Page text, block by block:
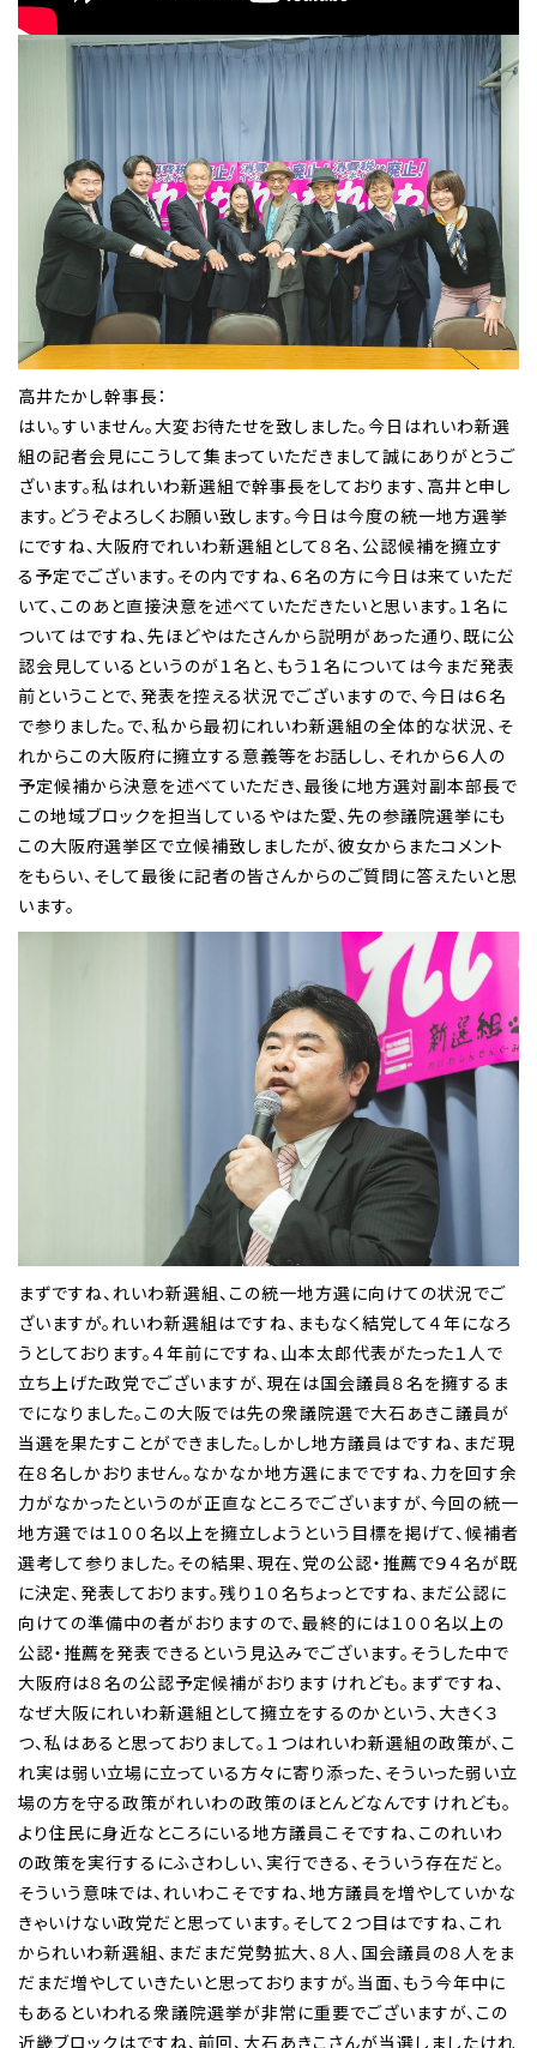
高井たかし幹事長：
はい。すいません。大変お待たせを致しました。今日はれいわ新選
組の記者会見にこうして集まっていただきまして誠にありがとうご
ざいます。私はれいわ新選組で幹事長をしております、高井と申し
ます。どうぞよろしくお願い致します。今日は今度の統一地方選挙
にですね、大阪府でれいわ新選組として８名、公認候補を擁立す
る予定でございます。その内ですね、６名の方に今日は来ていただ
いて、このあと直接決意を述べていただきたいと思います。１名に
ついてはですね、先ほどやはたさんから説明があった通り、既に公
認会見しているというのが１名と、もう１名については今まだ発表
前ということで、発表を控える状況でございますので、今日は６名
で参りました。で、私から最初にれいわ新選組の全体的な状況、そ
れからこの大阪府に擁立する意義等をお話しし、それから６人の
予定候補から決意を述べていただき、最後に地方選対副本部長で
この地域ブロックを担当しているやはた愛、先の参議院選挙にも
この大阪府選挙区で立候補致しましたが、彼女からまたコメント
をもらい、そして最後に記者の皆さんからのご質問に答えたいと思
います。
まずですね、れいわ新選組、この統一地方選に向けての状況でご
ざいますが。れいわ新選組はですね、まもなく結党して４年になろ
うとしております。４年前にですね、山本太郎代表がたった１人で
立ち上げた政党でございますが、現在は国会議員８名を擁するま
でになりました。この大阪では先の衆議院選で大石あきこ議員が
当選を果たすことができました。しかし地方議員はですね、まだ現
在８名しかおりません。なかなか地方選にまでですね、力を回す余
力がなかったというのが正直なところでございますが、今回の統一
地方選では１００名以上を擁立しようという目標を掲げて、候補者
選考して参りました。その結果、現在、党の公認・推薦で９４名が既
に決定、発表しております。残り１０名ちょっとですね、まだ公認に
向けての準備中の者がおりますので、最終的には１００名以上の
公認・推薦を発表できるという見込みでございます。そうした中で
大阪府は８名の公認予定候補がおりますけれども。まずですね、
なぜ大阪にれいわ新選組として擁立をするのかという、大きく３
つ、私はあると思っておりまして。１つはれいわ新選組の政策が、こ
れ実は弱い立場に立っている方々に寄り添った、そういった弱い立
場の方を守る政策がれいわの政策のほとんどなんですけれども。
より住民に身近なところにいる地方議員こそですね、このれいわ
の政策を実行するにふさわしい、実行できる、そういう存在だと。
そういう意味では、れいわこそですね、地方議員を増やしていかな
きゃいけない政党だと思っています。そして２つ目はですね、これ
かられいわ新選組、まだまだ党勢拡大、８人、国会議員の８人をま
だまだ増やしていきたいと思っておりますが。当面、もう今年中に
もあるといわれる衆議院選挙が非常に重要でございますが、この
近畿ブロックはですね、前回、大石あきこさんが当選しましたけれ